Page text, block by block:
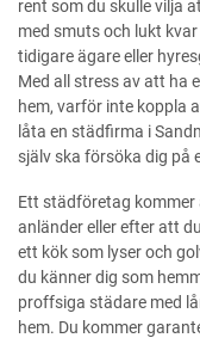
rent som du skulle vilja
med smuts och lukt
tidigare ägare eller
Med all stress av att ha
hem, varför inte koppla
låta en städfirma i
själv ska försöka dig på
Ett städföretag
anländer eller efter att
ett kök som lyser och
du känner dig som
proffsiga städare med
hem. Du kommer